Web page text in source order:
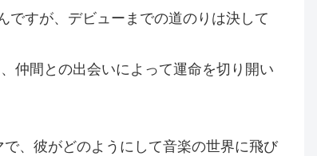
ですが、デビューまでの道のりは決して
仲間との出会いによって運命を切り開い
、彼がどのようにして音楽の世界に飛び